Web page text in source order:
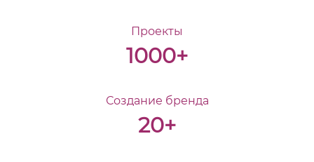
Проекты
1000+
Создание бренда
20+